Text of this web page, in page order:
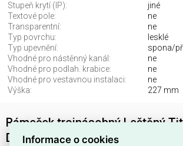
Stupeň krytí (IP):
jiné
Textové pole:
ne
Transparentní:
ne
Typ povrchu:
lesklé
Typ upevnění:
spona/
Vhodné pro nástěnný kanál:
ne
Vhodné pro podlah. krabice:
ne
Vhodné pro vestavnou instalaci:
ne
Výška:
227 mm
Rámeček trojnásobný Leštěný
Design/Elements SCHNEIDER
Informace o cookies